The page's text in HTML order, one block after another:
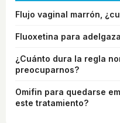
Flujo vaginal marrón,
Fluoxetina para
¿Cuánto dura la regla
preocuparnos?
Omifin para quedarse
este tratamiento?